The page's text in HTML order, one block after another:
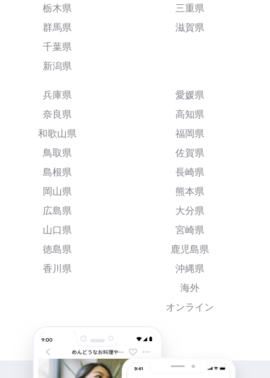
栃木県
群馬県
千葉県
新潟県
三重県
滋賀県
兵庫県
奈良県
和歌山県
鳥取県
島根県
岡山県
広島県
山口県
徳島県
香川県
愛媛県
高知県
福岡県
佐賀県
長崎県
熊本県
大分県
宮崎県
鹿児島県
沖縄県
海外
オンライン